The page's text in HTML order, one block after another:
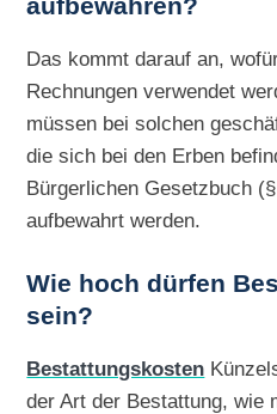
Das kommt darauf an,
Rechnungen verwendet
müssen bei solchen
die sich bei den Erben
Bürgerlichen Gesetzbuch
aufbewahrt werden.
Wie hoch dürfen
sein?
Bestattungskosten
der Art der Bestattung, wie